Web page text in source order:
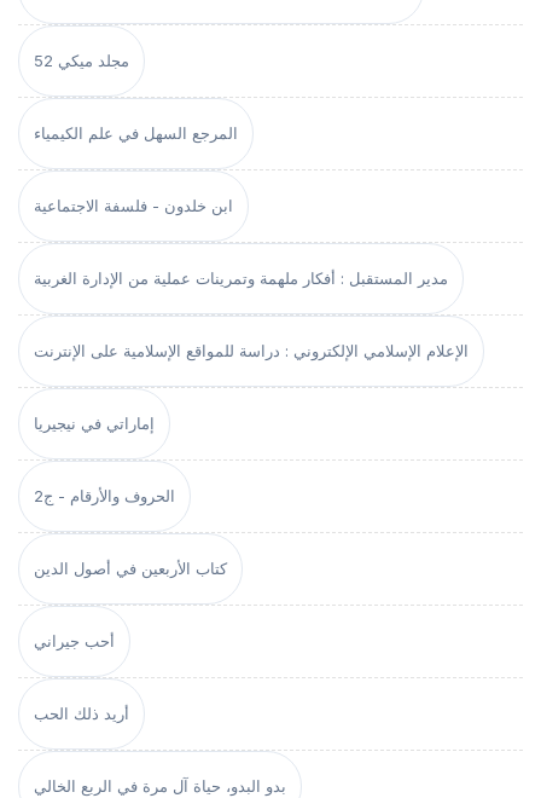
مجلد ميكي 52
المرجع السهل في علم الكيمياء
ابن خلدون - فلسفة الاجتماعية
مدير المستقبل : أفكار ملهمة وتمرينات عملية من الإدارة الغربية
الإعلام الإسلامي الإلكتروني : دراسة للمواقع الإسلامية على الإنترنت
إماراتي في نيجيريا
الحروف والأرقام - ج2
كتاب الأربعين في أصول الدين
أحب جيراني
أريد ذلك الحب
بدو البدو، حياة آل مرة في الربع الخالي